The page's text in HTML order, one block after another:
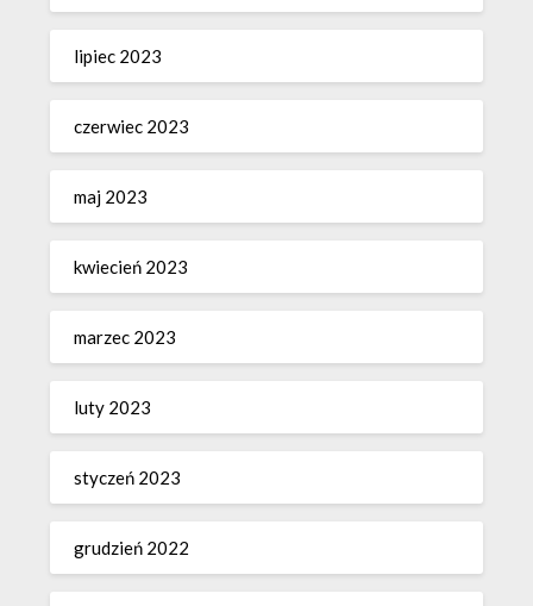
lipiec 2023
czerwiec 2023
maj 2023
kwiecień 2023
marzec 2023
luty 2023
styczeń 2023
grudzień 2022